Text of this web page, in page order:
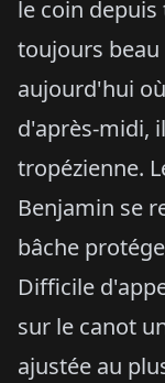
le coin
toujours
aujourd'hui
d'après-midi,
tropézienne.
Benjamin se
bâche
Difficile
sur le canot
ajustée au